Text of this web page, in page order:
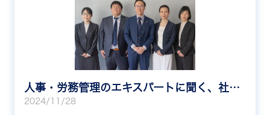
人事・労務管理のエキスパートに聞く、社員幸福度の向上にRECOGを活用する方法
2024/11/28